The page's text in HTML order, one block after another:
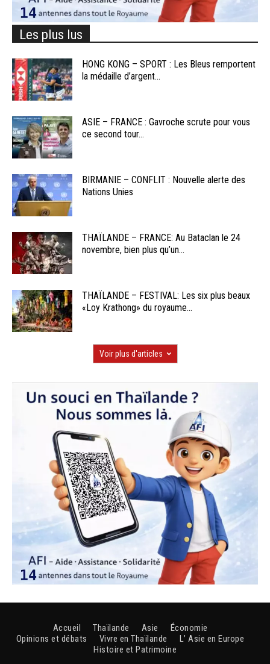
Les plus lus
HONG KONG – SPORT : Les Bleus remportent
la médaille d’argent...
ASIE – FRANCE : Gavroche scrute pour vous
ce second tour...
BIRMANIE – CONFLIT : Nouvelle alerte des
Nations Unies
THAÏLANDE – FRANCE: Au Bataclan le 24
novembre, bien plus qu’un...
THAÏLANDE – FESTIVAL: Les six plus beaux
«Loy Krathong» du royaume...
Voir plus d'articles
Accueil Thaïlande Asie
Économie
Opinions et débats
Vivre en Thaïlande
L’ Asie en Europe
Histoire et Patrimoine